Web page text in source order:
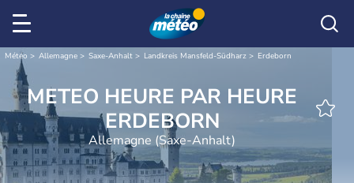
Météo Allemagne Saxe-Anhalt Landkreis Mansfeld-Südharz Erdeborn
METEO HEURE PAR HEURE
ERDEBORN
Allemagne (Saxe-Anhalt)